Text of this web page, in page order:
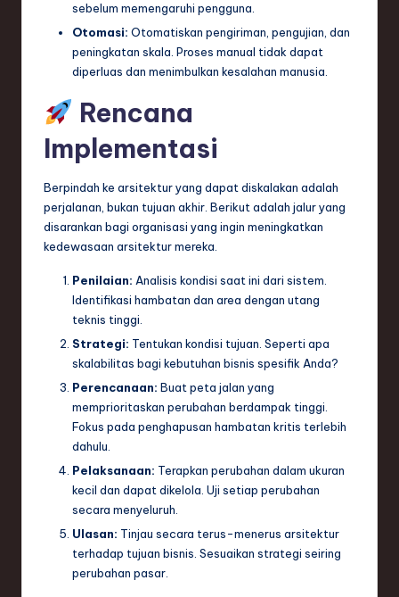
sebelum memengaruhi pengguna.
Otomasi: Otomatiskan pengiriman, pengujian, dan
peningkatan skala. Proses manual tidak dapat
diperluas dan menimbulkan kesalahan manusia.
Rencana
Implementasi
Berpindah ke arsitektur yang dapat diskalakan adalah
perjalanan, bukan tujuan akhir. Berikut adalah jalur yang
disarankan bagi organisasi yang ingin meningkatkan
kedewasaan arsitektur mereka.
Penilaian: Analisis kondisi saat ini dari sistem.
Identifikasi hambatan dan area dengan utang
teknis tinggi.
Strategi: Tentukan kondisi tujuan. Seperti apa
skalabilitas bagi kebutuhan bisnis spesifik Anda?
Perencanaan: Buat peta jalan yang
memprioritaskan perubahan berdampak tinggi.
Fokus pada penghapusan hambatan kritis terlebih
dahulu.
Pelaksanaan: Terapkan perubahan dalam ukuran
kecil dan dapat dikelola. Uji setiap perubahan
secara menyeluruh.
Ulasan: Tinjau secara terus-menerus arsitektur
terhadap tujuan bisnis. Sesuaikan strategi seiring
perubahan pasar.